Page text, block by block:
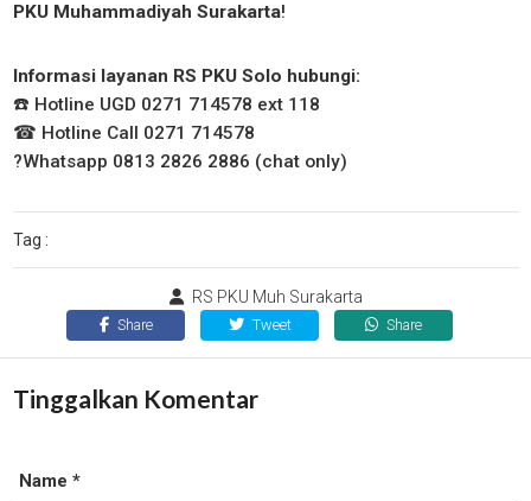
PKU Muhammadiyah Surakarta!
Informasi layanan RS PKU Solo hubungi:
☎️ Hotline UGD 0271 714578 ext 118
☎ Hotline Call 0271 714578
?Whatsapp 0813 2826 2886 (chat only)
Tag :
RS PKU Muh Surakarta
Share Tweet Share
Tinggalkan Komentar
Name *